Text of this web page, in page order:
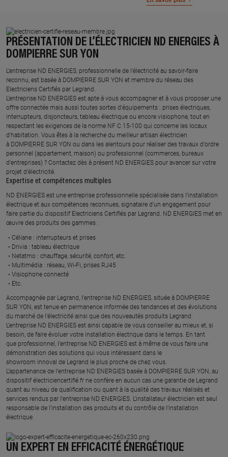
PRÉSENTATION DE L’ÉLECTRICIEN ND ENERGIES À
DOMPIERRE SUR YON
L’entreprise ND ENERGIES, professionnelle de l’électricité au savoir-faire
reconnu, est basée à DOMPIERRE SUR YON et membre du réseau des
Electriciens Certifiés par Legrand.​
L’entreprise ND ENERGIES est apte à vous accompagner et à vous proposer une
offre connectée mais aussi toutes sortes d'équipements : prises électriques,
interrupteurs, disjoncteurs, tableau électrique ou encore visiophone, tout en
respectant les exigences de la norme NF C 15-100 qui concerne les locaux
d’habitation. Vous êtes à la recherche du meilleur artisan électricien
à DOMPIERRE SUR YON ou dans les alentours pour réaliser des travaux d'ordre
personnel (appartement, maison) ou professionnel (commerces, bureaux
d'entreprises) ? Contactez dès à présent ND ENERGIES pour avancer sur votre
projet d’électricité.
Expertise et compétences multiples​
​ND ENERGIES est une entreprise professionnelle spécialisée dans l’installation
électrique et aux compétences reconnues, ​signataire d'un engagement pour
faire partie du dispositif Electriciens Certifiés par Legrand​. ND ENERGIES met en
œuvre des produits des gammes : ​
Céliane : interrupteurs et prises ​
Drivia : tableau électrique ​
Netatmo : chauffage, sécurité, confort, etc.​
Multimédia : réseau, Wi-Fi, prises RJ45​
Visiophone connecté​
Etc.​
​Accompagnée par Legrand, l’entreprise ND ENERGIES, située à DOMPIERRE
SUR YON, est tenue en permanence informée des tendances et des évolutions
du marché de l'électricité ainsi que des nouveautés produits Legrand.
L’entreprise ND ENERGIES est ainsi capable de vous conseiller au mieux et, si
besoin, de faire évoluer votre installation électrique dans le temps. En tant
que professionnel, l’entreprise ND ENERGIES est à même de vous faire une
démonstration des solutions qui vous intéressent dans le
showroom Innoval de Legrand le plus proche de chez vous.​
L’appartenance de l’entreprise ND ENERGIES basée à DOMPIERRE SUR YON, au
dispositif électriciencertifié.fr ne confère en aucun cas une garantie de Legrand
quant au niveau de qualification ou quant à la qualité des travaux réalisés et
services rendus par l’entreprise ND ENERGIES. L’installateur électricien est seul
responsable de l’installation des produits et du contrôle de l’installation
électrique.
UN EXPERT EN EFFICACITÉ ÉNERGÉTIQUE